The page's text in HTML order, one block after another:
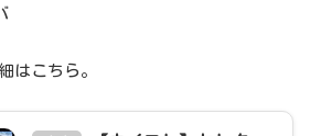
はこちら。